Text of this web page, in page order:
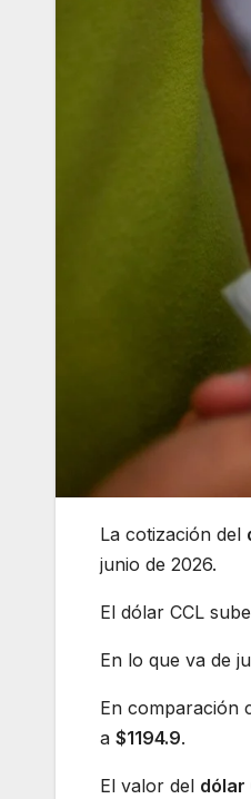
La cotización del
junio de 2026.
El dólar CCL sube
En lo que va de
En comparación
a $1194.9.
El valor del dólar